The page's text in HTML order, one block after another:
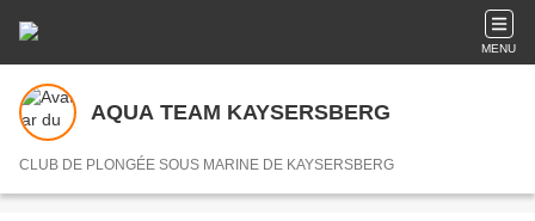
MENU
AQUA TEAM KAYSERSBERG
CLUB DE PLONGÉE SOUS MARINE DE KAYSERSBERG